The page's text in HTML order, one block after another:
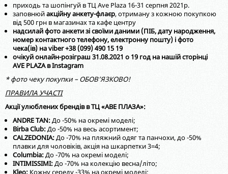
приходь та шопінгуй в ТЦ Ave Plaza 16-31 серпня 2021р.
заповнюйакційну анкету-флаєр, отриману з кожною покупкою
від 500 грн в магазинах та кафе центру
надсилай фото анкети зі своїми даними (ПІБ, дату народження,
номер контактного телефону, електронну пошту) і фото
чека(ів) на viber +38 (099) 490 15 19
очікуй онлайн-розіграш 31.08.2021 о 19 год на нашій сторінці
AVE PLAZA в Instagram
* фото чеку покупки – ОБОВ’ЯЗКОВО!
ПРАВИЛА УЧАСТІ
Акції улюблених брендів в ТЦ «АВЕ ПЛАЗА»:
ANDRE TAN:До -50% на окремі моделі;
Birba Club:До -50% на весь асортимент;
CALZEDONIA:До -70% на пляжний одяг та панчохи, до -50%
плавки для чоловіків, акція на шкарпетки 3=4;
Columbia:До -70% на окремі моделі;
INTIMISSIMI:До -70% на колекцію весна/літо;
Kleo: Кожну середу -33% на окремі моделі;